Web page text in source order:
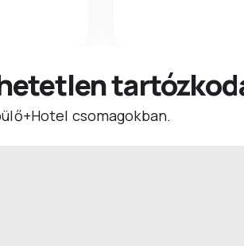
csomagokban.